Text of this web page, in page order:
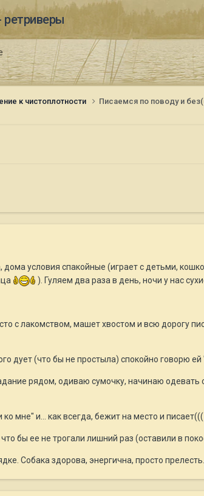
ретриверы
к чистоплотности Писаемся по поводу и
дома условия спакойные (играет с детьми,
). Гуляем два раза в день, ночи у нас
с лакомством, машет хвостом и всю дорогу
дует (что бы не простыла) спокойно говорю
рядом, одиваю сумочку, начинаю
мне" и... как всегда, бежит на место и писает(((
бы ее не трогали лишний раз (оставили в
Собака здорова, энергична, просто